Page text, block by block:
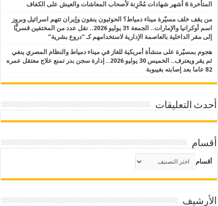
المتأخرة 6 أشهر شهادات مُحْزِنة لأصحاب المعاشات والعيش على الكفاف
من يقف خلف مسيّرة ميناء دمياط؟ الحوثيون ينفون وإيران تتهم اسرائيل وبروز
اسم أوكرانيا والإمارات.. الجمعة 31 يوليو 2026.. نقل عدد من المختفين قسريًّا
إلى مقر الداخلية بالعاصمة الإدارية لاستخدامهم كـ “دروع بشرية”
هجوم بمسيّرة على منشأة أمريكية للغاز في ميناء دمياط والنظام المصري ينفي
ثم يقر ويعترف.. الخميس 30 يوليو 2026.. إدارة سجن بدر تمنع علاج معتقل عمره
82 عاما بعد إصابته بغيبوبة
أحدث التعليقات
أقسام
أقسام
الأرشيف